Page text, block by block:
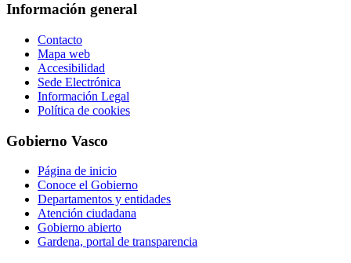
Información general
Contacto
Mapa web
Accesibilidad
Sede Electrónica
Información Legal
Política de cookies
Gobierno Vasco
Página de inicio
Conoce el Gobierno
Departamentos y entidades
Atención ciudadana
Gobierno abierto
Gardena, portal de transparencia